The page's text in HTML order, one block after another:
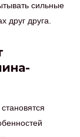
сильные
друг друга.